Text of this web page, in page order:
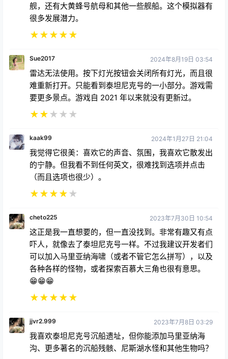
舰，还有大黄蜂号航母和其他一些舰船。这个模拟器有
很多发展潜力。
★★★★★
Sue2017 2024年8月19日 03:54
雷达无法使用。按下灯光按钮会关闭所有灯光，而且很
难重新打开。只能看到泰坦尼克号的一小部分。游戏需
要更多景点。游戏自 2021 年以来就没有更新过。
★★★ ★ ★
kaak99 2024年1月27日 21:04
我觉得它很美：喜欢它的声音、氛围，我喜欢它散发出
的宁静。但我看不到任何英文，很难找到选项并点击
（而且选项也很少）。
★★★★★
cheto225 2023年7月30日 10:54
这正是我一直想要的，但一直没找到。非常有趣又有点
吓人，就像去了泰坦尼克号一样。不过我建议开发者们
可以加入马里亚纳海啸（或者不管它怎么拼写），以及
各种各样的怪物，或者探索百慕大三角也很有意思。
😁😁😁
★★★★★
jjvr2.999 2023年7月8日 03:29
我喜欢泰坦尼克号沉船遗址，但你能添加马里亚纳海
沟、更多著名的沉船残骸、尼斯湖水怪和其他生物吗？